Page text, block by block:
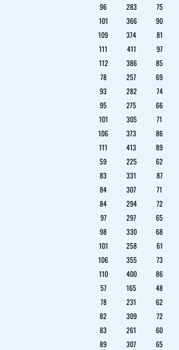
96 283
75
101 366
90
109 374
81
111 411
97
112 386
85
78 257
69
93 282
74
95 275
66
101 305
71
106 373
86
111 413
89
59 225
62
83 331
87
84 307
71
84 294
72
97 297
65
98 330
68
101 258
61
106 355
73
110 400
86
57 165
48
78 231
62
82 309
72
83 261
60
89 307
65